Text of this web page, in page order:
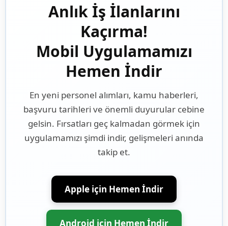
Anlık İş İlanlarını
Kaçırma!
Mobil Uygulamamızı
Hemen İndir
En yeni personel alımları, kamu haberleri,
başvuru tarihleri ve önemli duyurular cebine
gelsin. Fırsatları geç kalmadan görmek için
uygulamamızı şimdi indir, gelişmeleri anında
takip et.
Apple için Hemen İndir
Android için Hemen İndir